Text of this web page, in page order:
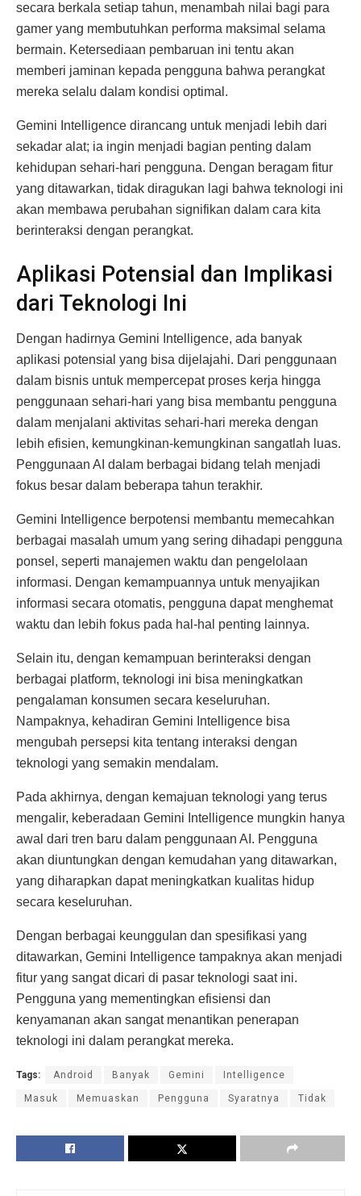
secara berkala setiap tahun, menambah nilai bagi para
gamer yang membutuhkan performa maksimal selama
bermain. Ketersediaan pembaruan ini tentu akan
memberi jaminan kepada pengguna bahwa perangkat
mereka selalu dalam kondisi optimal.
Gemini Intelligence dirancang untuk menjadi lebih dari
sekadar alat; ia ingin menjadi bagian penting dalam
kehidupan sehari-hari pengguna. Dengan beragam fitur
yang ditawarkan, tidak diragukan lagi bahwa teknologi ini
akan membawa perubahan signifikan dalam cara kita
berinteraksi dengan perangkat.
Aplikasi Potensial dan Implikasi
dari Teknologi Ini
Dengan hadirnya Gemini Intelligence, ada banyak
aplikasi potensial yang bisa dijelajahi. Dari penggunaan
dalam bisnis untuk mempercepat proses kerja hingga
penggunaan sehari-hari yang bisa membantu pengguna
dalam menjalani aktivitas sehari-hari mereka dengan
lebih efisien, kemungkinan-kemungkinan sangatlah luas.
Penggunaan AI dalam berbagai bidang telah menjadi
fokus besar dalam beberapa tahun terakhir.
Gemini Intelligence berpotensi membantu memecahkan
berbagai masalah umum yang sering dihadapi pengguna
ponsel, seperti manajemen waktu dan pengelolaan
informasi. Dengan kemampuannya untuk menyajikan
informasi secara otomatis, pengguna dapat menghemat
waktu dan lebih fokus pada hal-hal penting lainnya.
Selain itu, dengan kemampuan berinteraksi dengan
berbagai platform, teknologi ini bisa meningkatkan
pengalaman konsumen secara keseluruhan.
Nampaknya, kehadiran Gemini Intelligence bisa
mengubah persepsi kita tentang interaksi dengan
teknologi yang semakin mendalam.
Pada akhirnya, dengan kemajuan teknologi yang terus
mengalir, keberadaan Gemini Intelligence mungkin hanya
awal dari tren baru dalam penggunaan AI. Pengguna
akan diuntungkan dengan kemudahan yang ditawarkan,
yang diharapkan dapat meningkatkan kualitas hidup
secara keseluruhan.
Dengan berbagai keunggulan dan spesifikasi yang
ditawarkan, Gemini Intelligence tampaknya akan menjadi
fitur yang sangat dicari di pasar teknologi saat ini.
Pengguna yang mementingkan efisiensi dan
kenyamanan akan sangat menantikan penerapan
teknologi ini dalam perangkat mereka.
Tags: Android Banyak Gemini Intelligence
Masuk Memuaskan Pengguna Syaratnya Tidak